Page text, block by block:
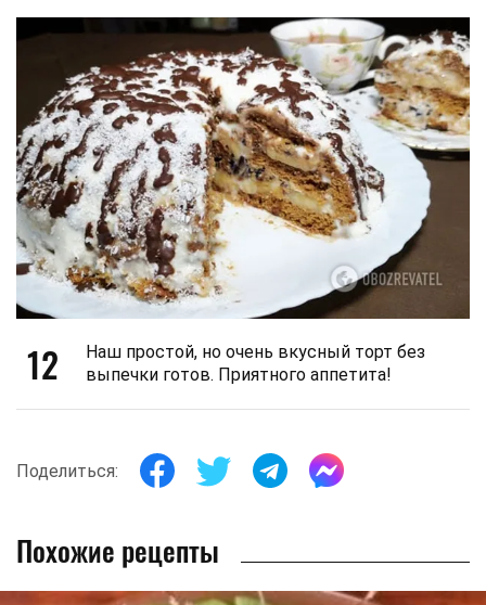
12
Наш простой, но очень вкусный торт без
выпечки готов. Приятного аппетита!
Поделиться:
Похожие рецепты